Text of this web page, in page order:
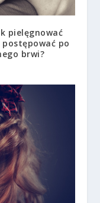
pielęgnować
po
brwi?